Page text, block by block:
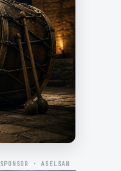
SPONSOR · ASELSAN